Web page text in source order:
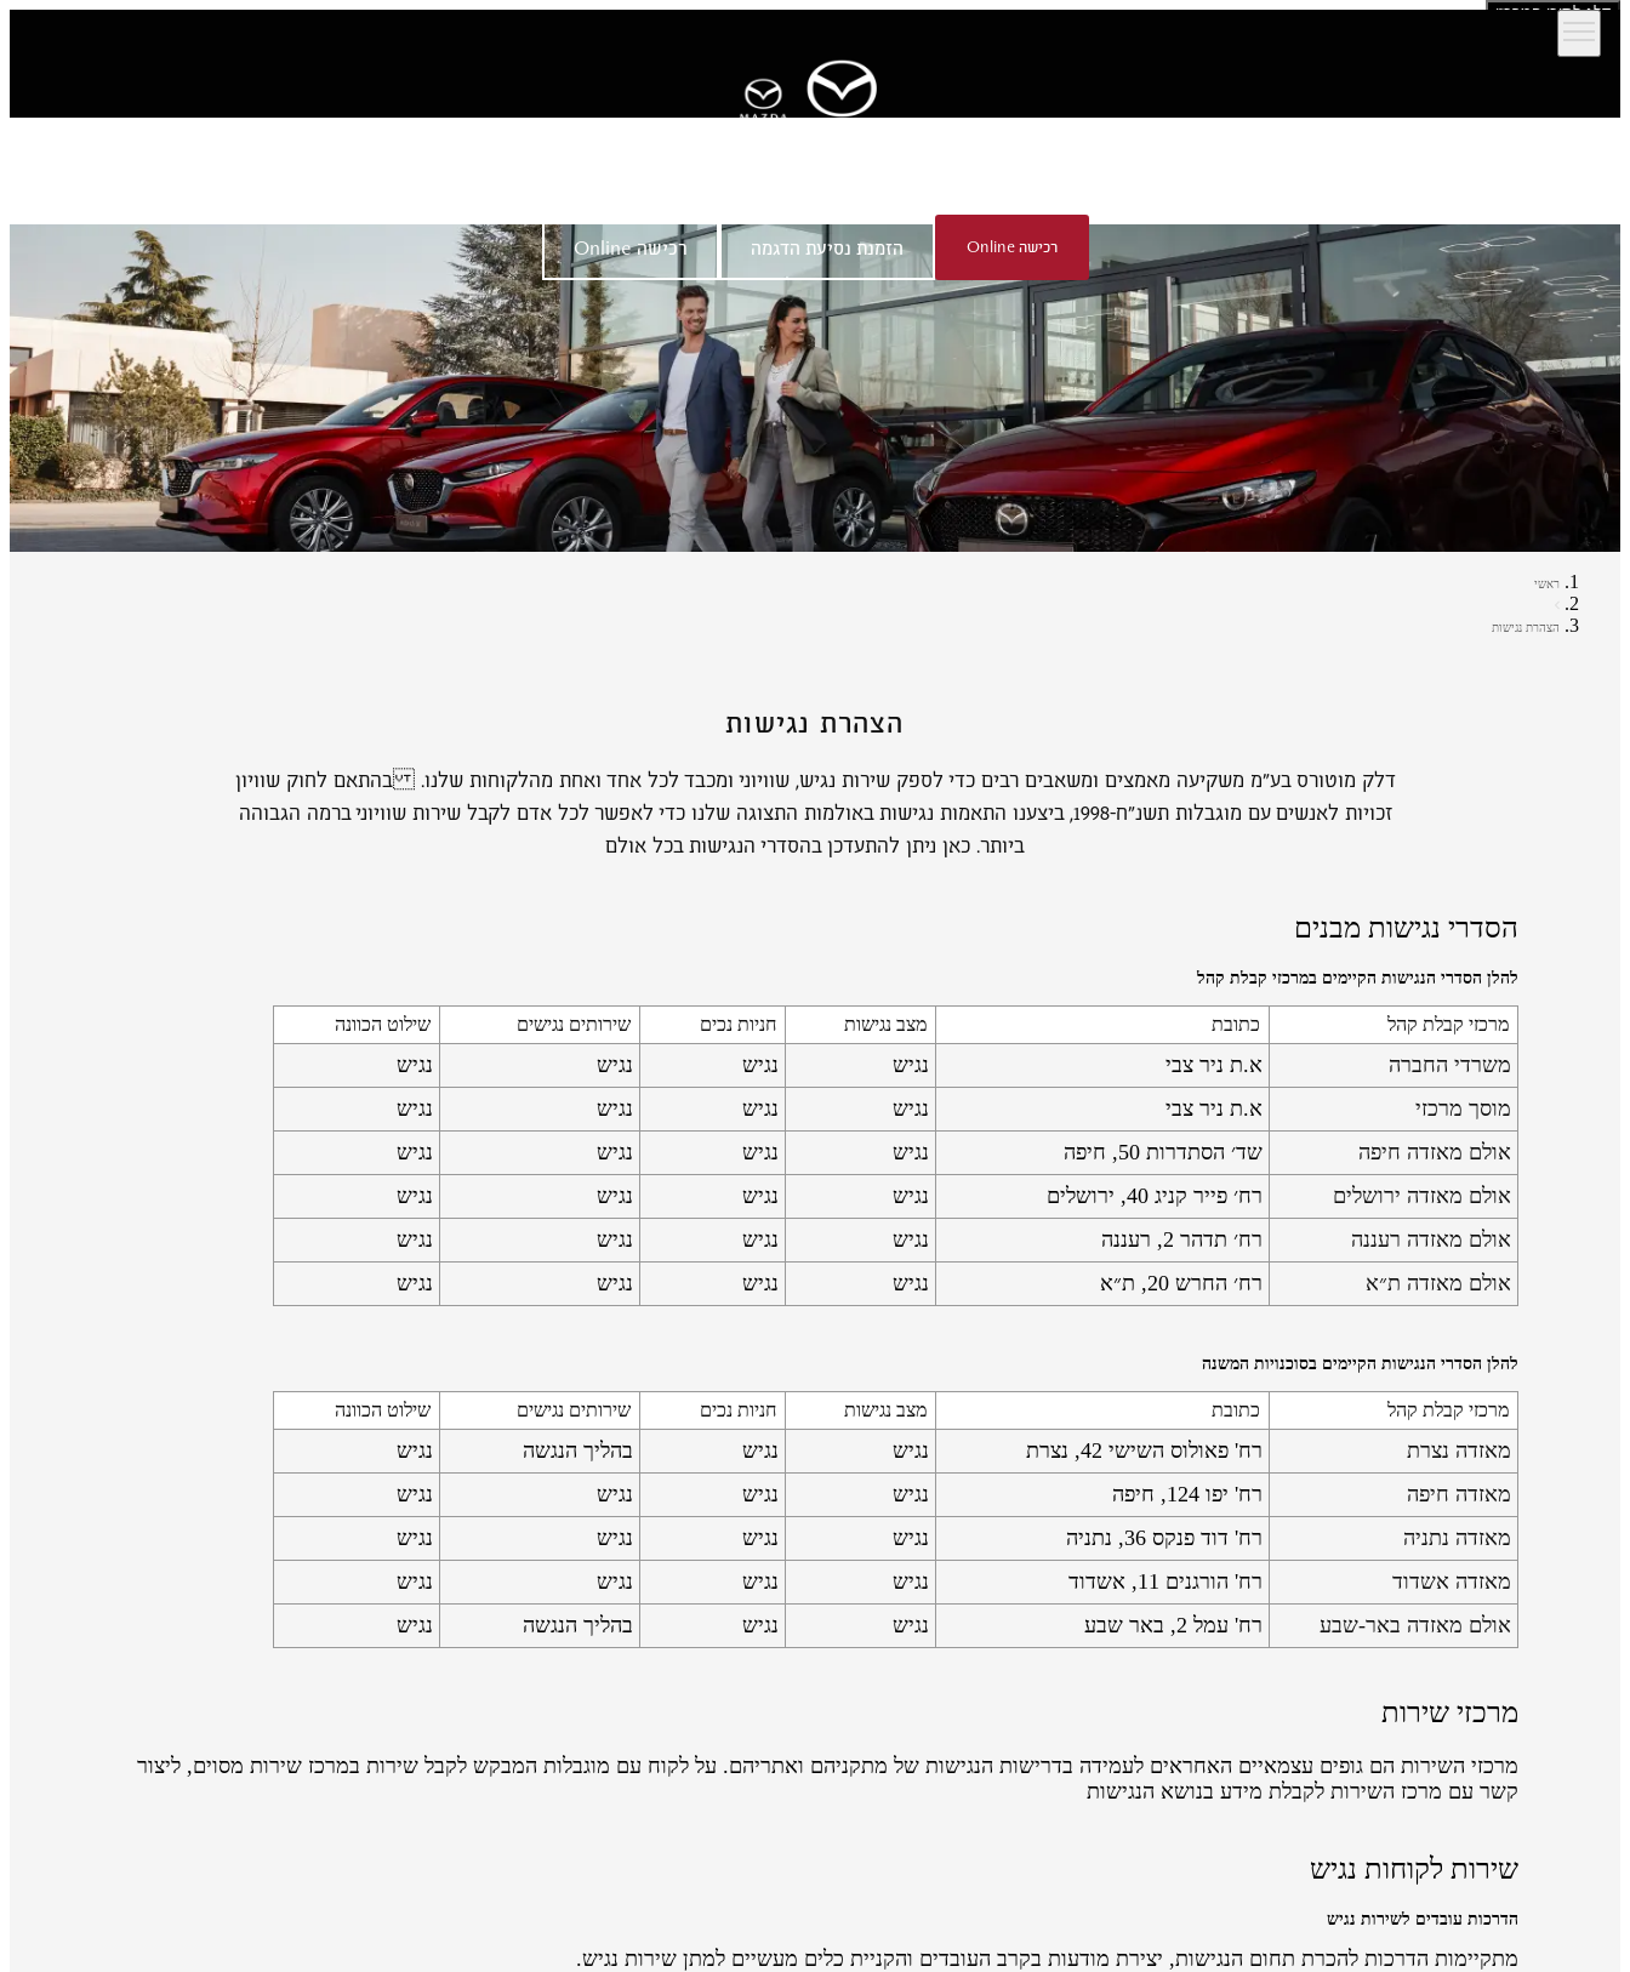
דלג לתוכן המרכזי
רכישה Online הזמנת נסיעת הדגמה רכישה Online
ראשי
הצהרת נגישות
הצהרת נגישות
דלק מוטורס בע"מ משקיעה מאמצים ומשאבים רבים כדי לספק שירות נגיש, שוויוני ומכבד לכל אחד ואחת מהלקוחות שלנו. בהתאם לחוק שוויון
זכויות לאנשים עם מוגבלות תשנ״ח-1998, ביצענו התאמות נגישות באולמות התצוגה שלנו כדי לאפשר לכל אדם לקבל שירות שוויוני ברמה הגבוהה
ביותר. כאן ניתן להתעדכן בהסדרי הנגישות בכל אולם
הסדרי נגישות מבנים
להלן הסדרי הנגישות הקיימים במרכזי קבלת קהל
מרכזי קבלת קהל כתובת מצב נגישות חניות נכים שירותים נגישים שילוט הכוונה
משרדי החברה א.ת ניר צבי נגיש נגיש נגיש
נגיש
מוסך מרכזי
א.ת ניר צבי נגיש נגיש נגיש
נגיש
אולם מאזדה חיפה
שד׳ הסתדרות 50, חיפה נגיש נגיש נגיש
נגיש
אולם מאזדה ירושלים
רח׳ פייר קניג 40, ירושלים נגיש נגיש נגיש
נגיש
אולם מאזדה רעננה
רח׳ תדהר 2, רעננה נגיש נגיש נגיש
נגיש
אולם מאזדה ת״א
רח׳ החרש 20, ת״א נגיש נגיש נגיש נגיש
להלן הסדרי הנגישות הקיימים בסוכנויות המשנה
מרכזי קבלת קהל כתובת מצב נגישות חניות נכים שירותים נגישים שילוט הכוונה
מאזדה נצרת רח' פאולוס השישי 42, נצרת נגיש נגיש בהליך הנגשה
נגיש
מאזדה חיפה
רח' יפו 124, חיפה נגיש נגיש נגיש
נגיש
מאזדה נתניה
רח' דוד פנקס 36, נתניה נגיש נגיש נגיש
נגיש
מאזדה אשדוד
רח' הורגנים 11, אשדוד נגיש נגיש נגיש
נגיש
אולם מאזדה באר-שבע
רח' עמל 2, באר שבע נגיש נגיש בהליך הנגשה נגיש
מרכזי שירות
מרכזי השירות הם גופים עצמאיים האחראים לעמידה בדרישות הנגישות של מתקניהם ואתריהם. על לקוח עם מוגבלות המבקש לקבל שירות במרכז שירות מסוים, ליצור
קשר עם מרכז השירות לקבלת מידע בנושא הנגישות
שירות לקוחות נגיש
הדרכות עובדים לשירות נגיש
מתקיימות הדרכות להכרת תחום הנגישות, יצירת מודעות בקרב העובדים והקניית כלים מעשיים למתן שירות נגיש.